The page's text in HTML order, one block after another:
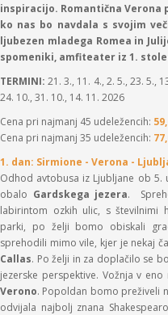
inspiracijo. Romantična Verona
ko nas bo navdala s svojim
ljubezen mladega Romea in
spomeniki, amfiteater iz 1.
TERMINI: 21. 3., 11. 4., 2. 5., 23. 5.,
24. 10., 31. 10., 14. 11. 2026
Cena pri najmanj 45 udeležencih:
Cena pri najmanj 35 udeležencih:
1. dan: Sirmione - Verona -
Odhod avtobusa iz Ljubljane ob
obalo Gardskega jezera.
labirintom ozkih ulic, s številnimi
parki, po želji bomo obiskali
sprehodili mimo vile, kjer je nekaj
Callas. Po želji in za doplačilo se
jezerske perspektive. Vožnja v
Verono. Popoldan bomo preživeli
odvijala najbolj znana